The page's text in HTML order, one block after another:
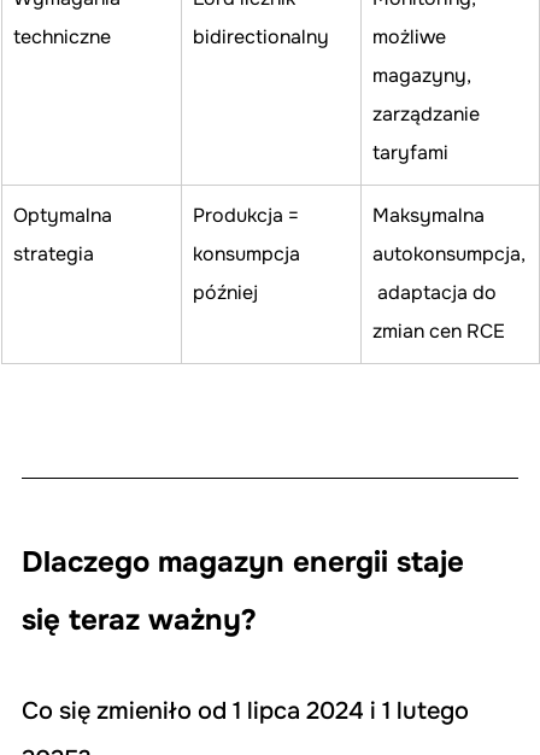
techniczne
bidirectionalny
możliwe
magazyny,
zarządzanie
taryfami
Optymalna
strategia
Produkcja =
konsumpcja
później
Maksymalna
autokonsumpcja,
adaptacja do
zmian cen RCE
Dlaczego magazyn energii staje
się teraz ważny?
Co się zmieniło od 1 lipca 2024 i 1 lutego